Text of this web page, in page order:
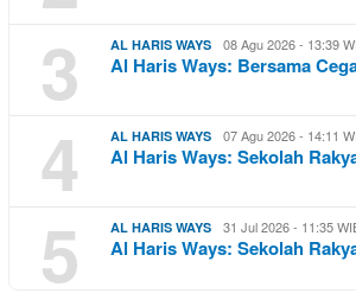
3 AL HARIS WAYS 08 Agu 2026 - 13:39
Al Haris Ways: Bersama
4 AL HARIS WAYS 07 Agu 2026 - 14:11
Al Haris Ways: Sekolah
5 AL HARIS WAYS 31 Jul 2026 - 11:35
Al Haris Ways: Sekolah